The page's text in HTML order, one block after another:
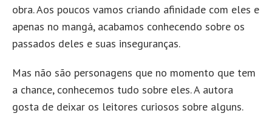
obra. Aos poucos vamos criando afinidade com eles e
apenas no mangá, acabamos conhecendo sobre os
passados deles e suas inseguranças.
Mas não são personagens que no momento que tem
a chance, conhecemos tudo sobre eles. A autora
gosta de deixar os leitores curiosos sobre alguns.